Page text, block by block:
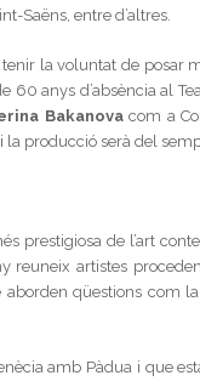
Saëns, entre d’altres.
la voluntat de posar
anys d’absència al
Bakanovacom a
i la producció serà del
prestigiosa de l’art
artistes
qüestions com
amb Pàdua i que